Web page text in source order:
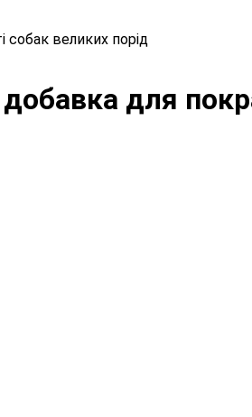
собак великих порід
для